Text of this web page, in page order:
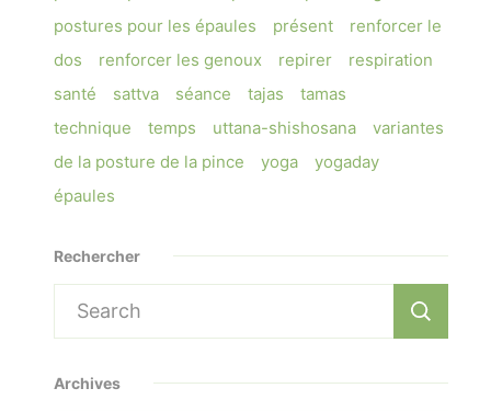
postures pour les épaules
présent
renforcer le
dos
renforcer les genoux repirer
respiration
santé
sattva séance tajas
tamas
technique
temps uttana-shishosana
variantes
de la posture de la pince
yoga
yogaday
épaules
Rechercher
Search
for:
Archives